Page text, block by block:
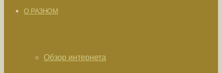
О РАЗНОМ
Обзор интернета